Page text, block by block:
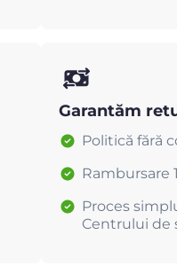
Garantăm
Politică fără
Rambursare
Proces
Centrului de